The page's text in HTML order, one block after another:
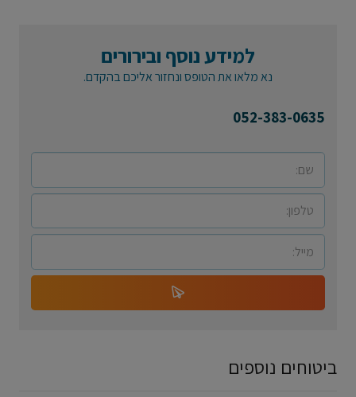
למידע נוסף ובירורים
נא מלאו את הטופס ונחזור אליכם בהקדם.
052-383-0635
ביטוחים נוספים